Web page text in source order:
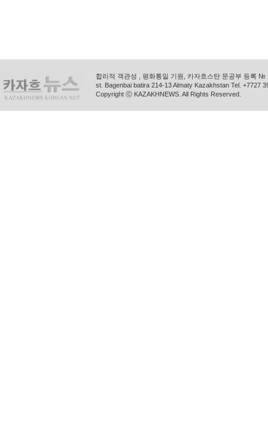
합리적 객관성 , 평화통일 기원, 카자흐스탄 문공부 등록
st. Bagenbai batira 214-13 Almaty Kazakhstan Tel. +7727
Copyright ⓒ KAZAKHNEWS. All Rights Reserved.